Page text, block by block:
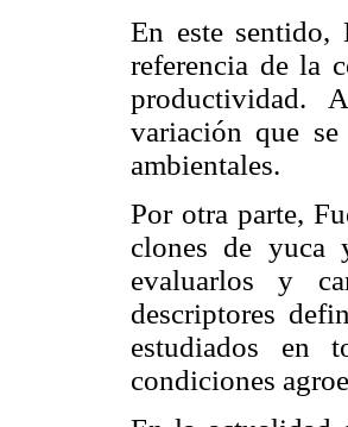
En este sentido,
referencia de la
productividad.
variación que
ambientales.
Por otra parte,
clones de yuca
evaluarlos y
descriptores
estudiados en
condiciones